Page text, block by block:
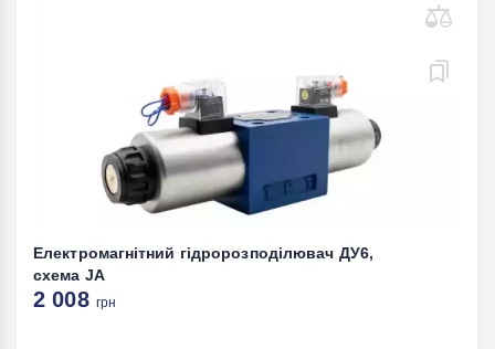
Електромагнітний гідророзподілювач ДУ6,
схема JА
2 008 грн